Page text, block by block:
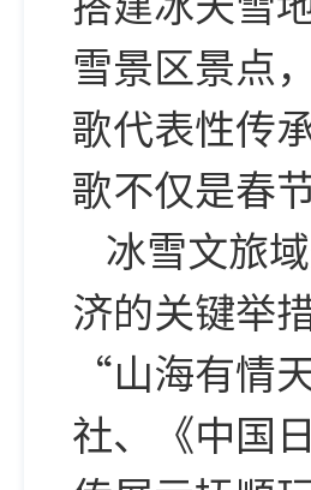
雪景区景点
歌代表性传
歌不仅是春
冰雪文旅
济的关键举
“山海有情
社、《中国